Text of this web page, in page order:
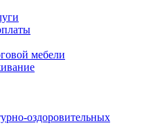
мебели
оздоровительных